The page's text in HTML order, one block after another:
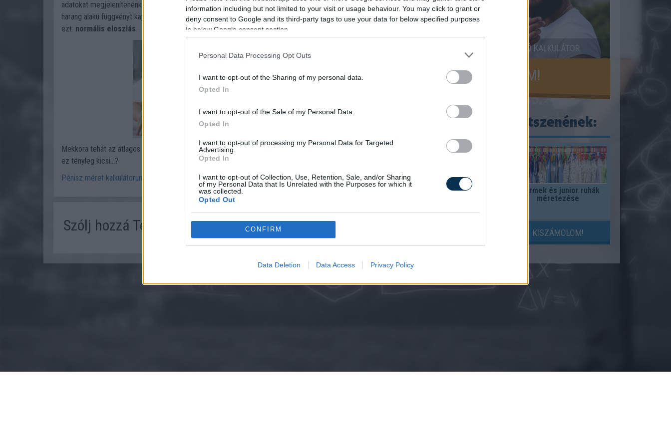
information including but not limited to your visit or usage behaviour. You may click to grant or
deny consent to Google and its third-party tags to use your data for below specified purposes
in below Google consent section.
Personal Data Processing Opt Outs
I want to opt-out of the Sharing of my personal data.
Opted In
I want to opt-out of the Sale of my Personal Data.
Opted In
I want to opt-out of processing my Personal Data for Targeted
Advertising.
Opted In
I want to opt-out of Collection, Use, Retention, Sale, and/or Sharing
of my Personal Data that Is Unrelated with the Purposes for which it
was collected.
Opted Out
Google consents
purposes.
or app.
CONFIRM
Data Deletion Data Access Privacy Policy
adatokat megjelenítenénk egy grafikonon a legkisebbtől a legnagyobbig az összeset, akkor egy
harang alakú függvényt kapnánk. A statisztikában, matematikában jártasabbak, úgy ismerik
ezt: normális eloszlás.
Mekkora tehát az átlagos méret? Mi számít nagynak és mi az a méret amire azt kell mondanunk:
ez tényleg kicsi...?
Pénisz méret kalkulátorunk segítségével megtudhatod a valóságot.
Szólj hozzá Te is!
SZAKÁLLFAZON MEGHATÁROZÓ KALKULÁTOR
KISZÁMOLOM!
Lehet hogy ezek is tetszenének:
Birkák és tyúkok problémája
Gyermek és junior ruhák
méretezése
KISZÁMOLOM!